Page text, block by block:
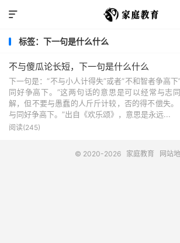

标签：下一句是什么什么
不与傻瓜论长短，下一句是什么什么
下一句是：“不与小人计得失”或者“不和智者争高
同好争高下。”这两句话的意思是可以经常与志
解，但不要与愚蠢的人斤斤计较，否的得不偿失
与同好争高下。”出自《欢乐颂》，意思是永远...
阅读(245)
© 2020-2026 家庭教育 网站